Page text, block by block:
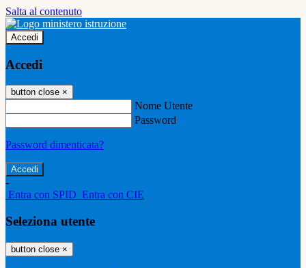
Salta al contenuto
Accedi
Accedi
button close ×
Nome Utente
Password
Password dimenticata?
-
Entra con SPID Entra con CIE
Seleziona utente
button close ×